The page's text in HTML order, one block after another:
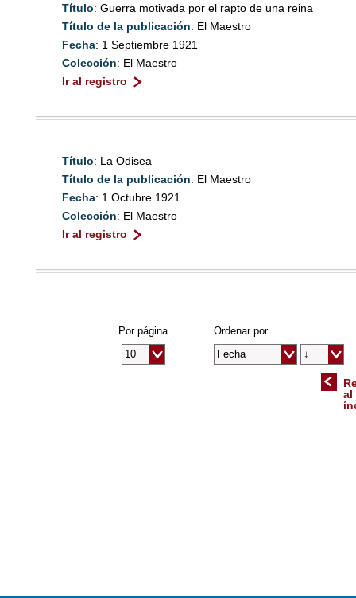
Título: Guerra motivada por el rapto de una reina
Título de la publicación: El Maestro
Fecha: 1 Septiembre 1921
Colección: El Maestro
Ir al registro
Título: La Odisea
Título de la publicación: El Maestro
Fecha: 1 Octubre 1921
Colección: El Maestro
Ir al registro
Ordenar por
Por página
al